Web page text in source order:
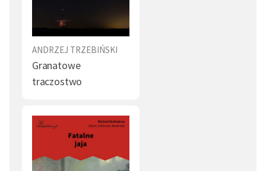
ANDRZEJ TRZEBIŃSKI
Granatowe
traczostwo